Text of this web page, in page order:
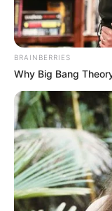
ΔΗΜΟΦΙΛΗ
BRAINBERRIES
Why Big Bang